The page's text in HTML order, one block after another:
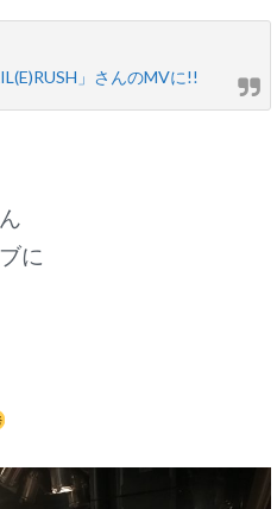
」さんのMVに!!
に